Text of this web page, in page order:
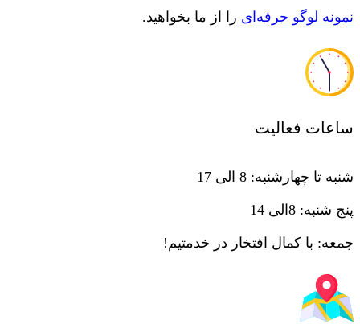
نمونه لوگو حرفه‌ای را از ما بخواهید.
ساعات فعالیت
شنبه تا چهارشنبه: 8 الی 17
پنج شنبه: 8الی 14
جمعه: با کمال افتخار در خدمتیم!